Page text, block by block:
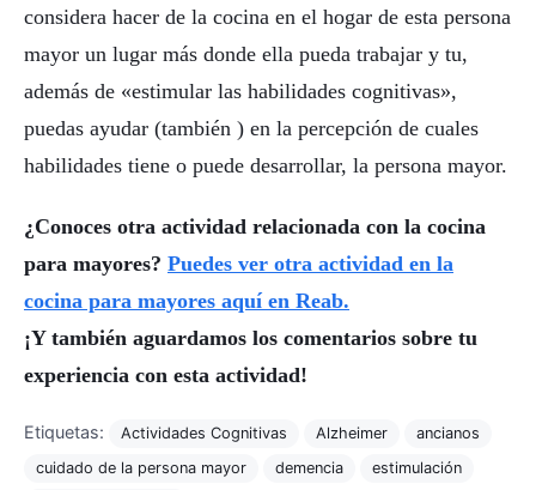
considera hacer de la cocina en el hogar de esta persona
mayor un lugar más donde ella pueda trabajar y tu,
además de «estimular las habilidades cognitivas»,
puedas ayudar (también ) en la percepción de cuales
habilidades tiene o puede desarrollar, la persona mayor.
¿Conoces otra actividad relacionada con la cocina
para mayores? Puedes ver otra actividad en la
cocina para mayores aquí en Reab.
¡Y también aguardamos los comentarios sobre tu
experiencia con esta actividad!
Etiquetas: Actividades Cognitivas Alzheimer
ancianos
cuidado de la persona mayor
demencia
estimulación